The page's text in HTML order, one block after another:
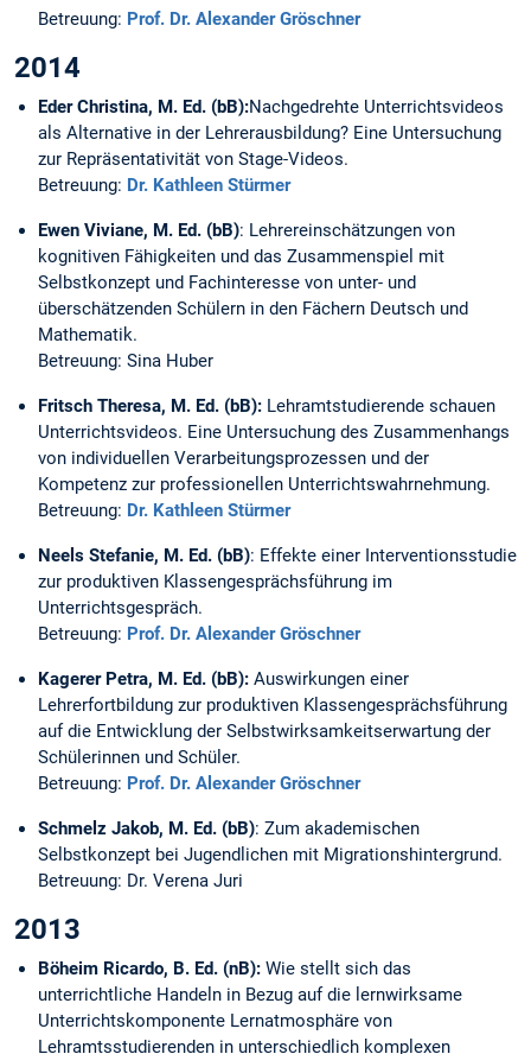
Betreuung: Prof. Dr. Alexander Gröschner
2014
Eder Christina, M. Ed. (bB):Nachgedrehte Unterrichtsvideos
als Alternative in der Lehrerausbildung? Eine Untersuchung
zur Repräsentativität von Stage-Videos.
Betreuung: Dr. Kathleen Stürmer
Ewen Viviane, M. Ed. (bB): Lehrereinschätzungen von
kognitiven Fähigkeiten und das Zusammenspiel mit
Selbstkonzept und Fachinteresse von unter- und
überschätzenden Schülern in den Fächern Deutsch und
Mathematik.
Betreuung: Sina Huber
Fritsch Theresa, M. Ed. (bB): Lehramtstudierende schauen
Unterrichtsvideos. Eine Untersuchung des Zusammenhangs
von individuellen Verarbeitungsprozessen und der
Kompetenz zur professionellen Unterrichtswahrnehmung.
Betreuung: Dr. Kathleen Stürmer
Neels Stefanie, M. Ed. (bB): Effekte einer Interventionsstudie
zur produktiven Klassengesprächsführung im
Unterrichtsgespräch.
Betreuung: Prof. Dr. Alexander Gröschner
Kagerer Petra, M. Ed. (bB): Auswirkungen einer
Lehrerfortbildung zur produktiven Klassengesprächsführung
auf die Entwicklung der Selbstwirksamkeitserwartung der
Schülerinnen und Schüler.
Betreuung: Prof. Dr. Alexander Gröschner
Schmelz Jakob, M. Ed. (bB): Zum akademischen
Selbstkonzept bei Jugendlichen mit Migrationshintergrund.
Betreuung: Dr. Verena Juri
2013
Böheim Ricardo, B. Ed. (nB): Wie stellt sich das
unterrichtliche Handeln in Bezug auf die lernwirksame
Unterrichtskomponente Lernatmosphäre von
Lehramtsstudierenden in unterschiedlich komplexen